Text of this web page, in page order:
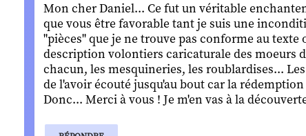
Mon cher Daniel... Ce fut un véritable
que vous être favorable tant je suis une
"pièces" que je ne trouve pas conforme au
description volontiers caricaturale des moeurs
chacun, les mesquineries, les roublardises...
de l'avoir écouté jusqu'au bout car la
Donc... Merci à vous ! Je m'en vas à la